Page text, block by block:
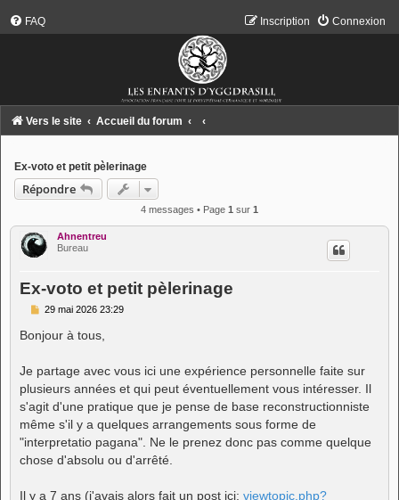
FAQ Connexion
Inscription
Vers le site Accueil du forum
Ex-voto et petit pèlerinage
Répondre
4 messages • Page 1 sur 1
Ahnentreu
Bureau
Ex-voto et petit pèlerinage
M
s
s
e
29 mai 2026 23:29
Bonjour à tous,
Je partage avec vous ici une expérience personnelle faite sur
plusieurs années et qui peut éventuellement vous intéresser. Il
s'agit d'une pratique que je pense de base reconstructionniste
même s'il y a quelques arrangements sous forme de
"interpretatio pagana". Ne le prenez donc pas comme quelque
chose d'absolu ou d'arrêté.
Il y a 7 ans (j'avais alors fait un post ici: viewtopic.php?